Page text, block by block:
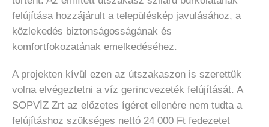
felújítása hozzájárult a településkép javulásához, a
közlekedés biztonságosságának és
komfortfokozatának emelkedéséhez.
A projekten kívül ezen az útszakaszon is szerettük
volna elvégeztetni a víz gerincvezeték felújítását. A
SOPVÍZ Zrt az előzetes ígéret ellenére nem tudta a
felújításhoz szükséges nettó 24 000 Ft fedezetet